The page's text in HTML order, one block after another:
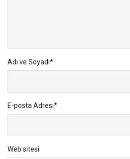
Adı ve Soyadı*
E-posta Adresi*
Web sitesi